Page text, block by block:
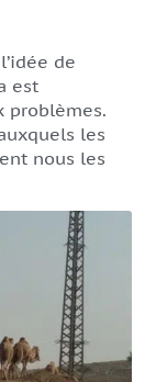
de
est
problèmes.
les
nous les